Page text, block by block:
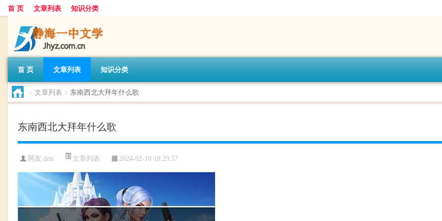
首 页 文章列表 知识分类
首 页 文章列表 知识分类
> 文章列表 > 东南西北大拜年什么歌
东南西北大拜年什么歌
网友:dnx 文章列表 2024-02-10 19:29:57